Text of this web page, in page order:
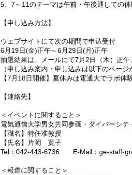
5、7～11のテーマは午前・午後通しての体
【申し込み方法】
ウェブサイトにて次の期間で申込受付
6月19日(金)正午～6月29日(月)正午
抽選結果は、メールにて7月2日（木）正午
（申し込み案内・申し込みは以下のページ
【7月18日開催】夏休みは電通大でラボ体
【連絡先】
＜イベントに関すること＞
電気通信大学男女共同参画・ダイバーシテ
【職名】特任准教授
【氏名】片岡 寛子
Tel：042-443-6736 E-Mail：ge-staff-
＜報道に関すること＞